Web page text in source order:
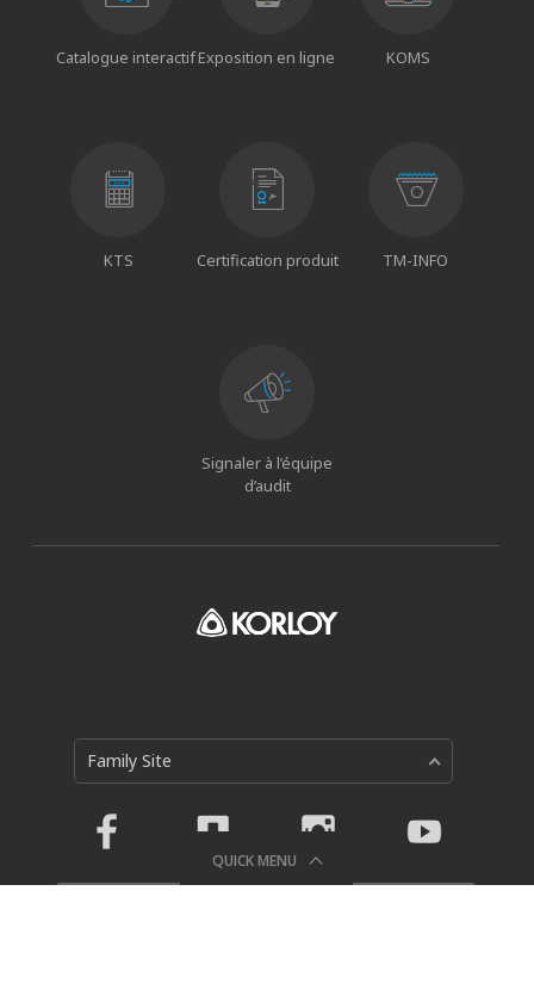
QUICK MENU
Catalogue interactifExposition en ligne KOMS
KTS Certification produit TM-INFO
Signaler à l’équipe
d’audit
Family Site